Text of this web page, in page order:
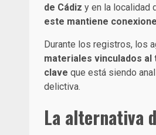
de Cádiz y en la localidad
este mantiene
Durante los registros, los
materiales vinculados
clave que está siendo
delictiva.
La alternativa